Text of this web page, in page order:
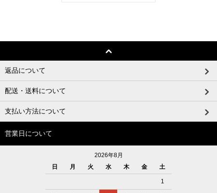
返品について
配送・送料について
支払い方法について
営業日について
2026年8月
日
月 火 水 木 金 土
1